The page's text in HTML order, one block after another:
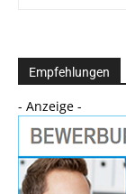
Empfehlungen
- Anzeige -